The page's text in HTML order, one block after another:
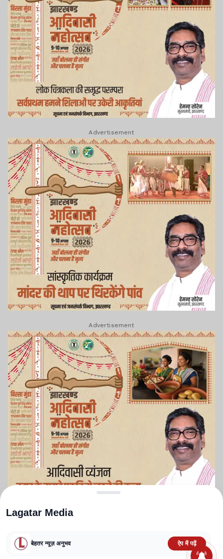
Advertisement
Advertisement
Lagatar Media
बेहतर न्यूज़ अनुभव ऐप में पढ़ें